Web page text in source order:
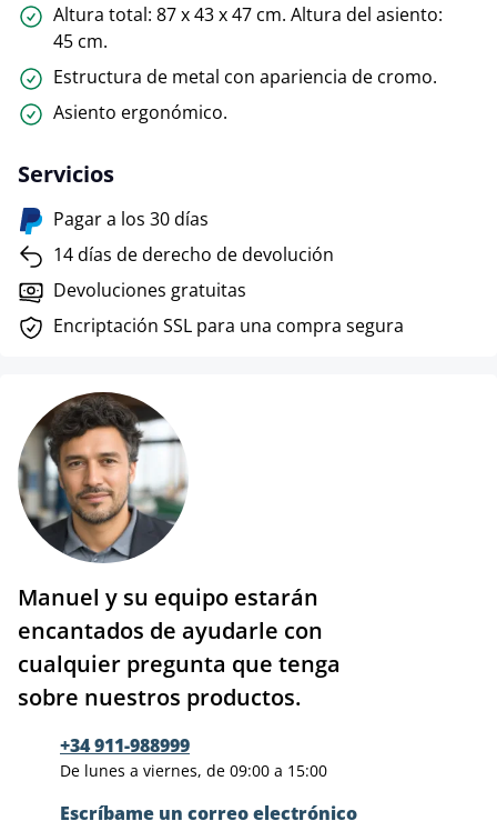
Altura total: 87 x 43 x 47 cm. Altura del asiento:
45 cm.
Estructura de metal con apariencia de cromo.
Asiento ergonómico.
Servicios
Pagar a los 30 días
14 días de derecho de devolución
Devoluciones gratuitas
Encriptación SSL para una compra segura
Manuel y su equipo estarán
encantados de ayudarle con
cualquier pregunta que tenga
sobre nuestros productos.
+34 911-988999
De lunes a viernes, de 09:00 a 15:00
Escríbame un correo electrónico